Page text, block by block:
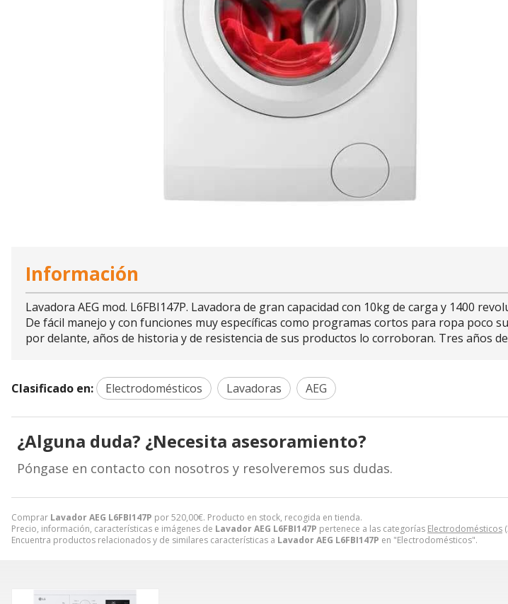
Comprar Lavador AEG L6FBI147P por520,00€. Producto en stock, recogida en tienda.
Precio, información, características e imágenes de Lavador AEG L6FBI147P pertenece a las categorías Electrodomésticos
Encuentra productos relacionados y de similares características a Lavador AEG L6FBI147P en "Electrodomésticos".
Información
Lavadora AEG mod. L6FBI147P. Lavadora de gran capacidad con 10kg de carga y 1400
De fácil manejo y con funciones muy específicas como programas cortos para ropa poco
por delante, años de historia y de resistencia de sus productos lo corroboran. Tres años
Clasificado en: Electrodomésticos Lavadoras AEG
¿Alguna duda? ¿Necesita asesoramiento?
Póngase en contacto con nosotros y resolveremos sus dudas.